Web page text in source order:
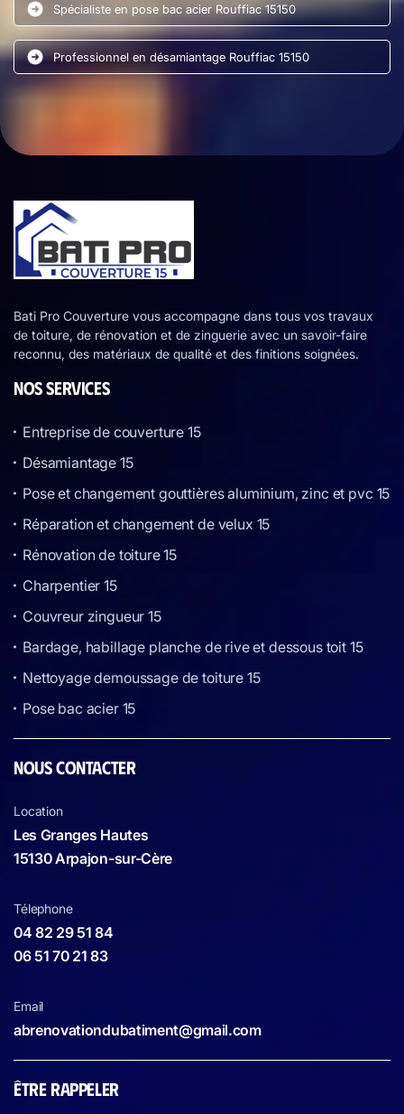
Spécialiste en pose bac acier Rouffiac 15150
Professionnel en désamiantage Rouffiac 15150
Bati Pro Couverture vous accompagne dans tous vos travaux
de toiture, de rénovation et de zinguerie avec un savoir-faire
reconnu, des matériaux de qualité et des finitions soignées.
NOS SERVICES
Entreprise de couverture 15
Désamiantage 15
Pose et changement gouttières aluminium, zinc et pvc 15
Réparation et changement de velux 15
Rénovation de toiture 15
Charpentier 15
Couvreur zingueur 15
Bardage, habillage planche de rive et dessous toit 15
Nettoyage demoussage de toiture 15
Pose bac acier 15
NOUS CONTACTER
Location
Les Granges Hautes
15130 Arpajon-sur-Cère
Télephone
04 82 29 51 84
06 51 70 21 83
Email
abrenovationdubatiment@gmail.com
ÊTRE RAPPELER